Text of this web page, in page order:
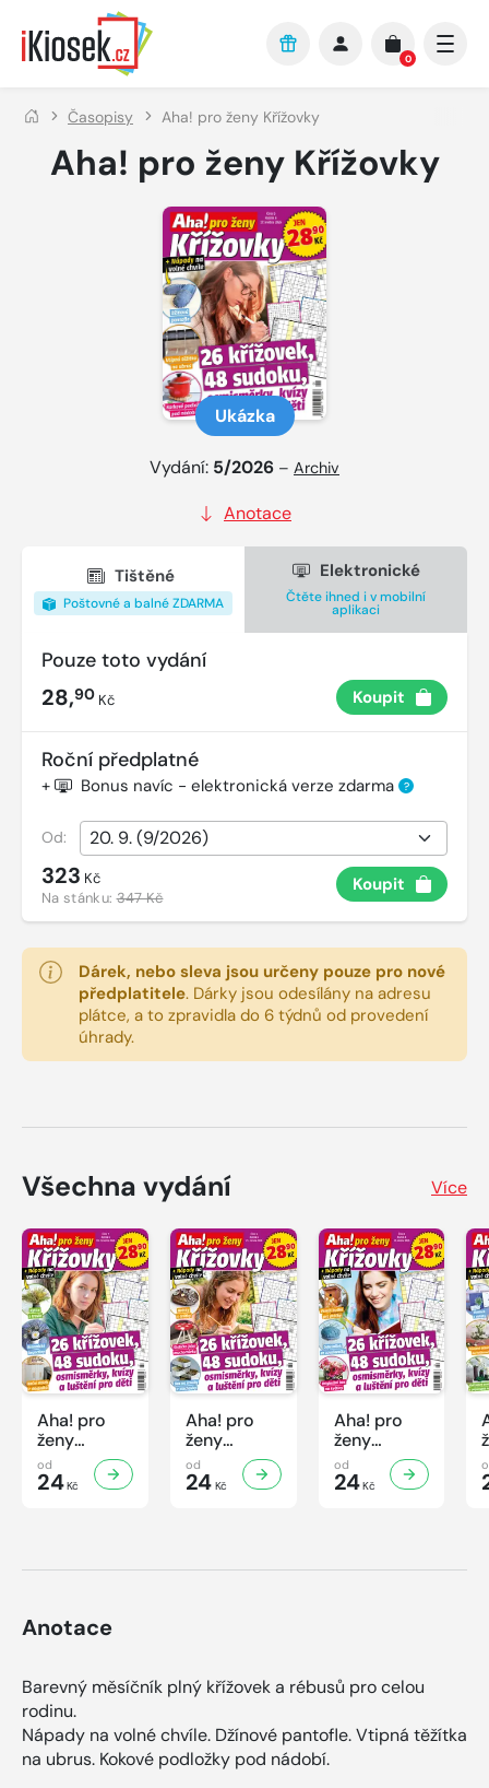
Přejít na hlavní obsah
0
Časopisy Aha! pro ženy Křížovky
Aha! pro ženy Křížovky
Ukázka
Vydání: 5/2026 – Archiv
Anotace
Tištěné
Poštovné a balné ZDARMA
Elektronické
Čtěte ihned i v mobilní
aplikaci
Pouze toto vydání
28,90 Kč Koupit
Roční předplatné
+ Bonus navíc - elektronická verze zdarma ?
Od:
323 Kč
Na stánku:347 Kč
Koupit
Dárek, nebo sleva jsou určeny pouze pro nové
předplatitele. Dárky jsou odesílány na adresu
plátce, a to zpravidla do 6 týdnů od provedení
úhrady.
Všechna vydání Více
Aha! pro
ženy
Křížovky -
7/2026
od
24Kč
Aha! pro
ženy
Křížovky -
6/2026
od
24Kč
Aha! pro
ženy
Křížovky -
4/2026
od
24Kč
Anotace
Barevný měsíčník plný křížovek a rébusů pro celou
rodinu.
Nápady na volné chvíle. Džínové pantofle. Vtipná těžítka
na ubrus. Kokové podložky pod nádobí.